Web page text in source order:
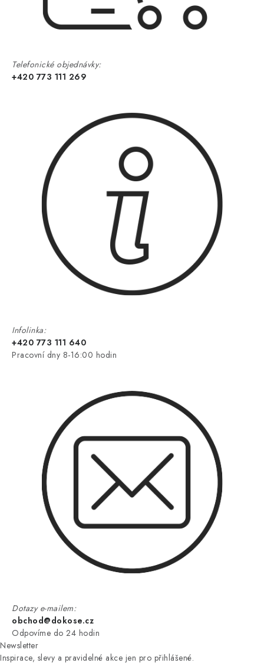
Telefonické objednávky:
+420 773 111 269
Infolinka:
+420 773 111 640
Pracovní dny 8-16:00 hodin
Dotazy e-mailem:
obchod@dokose.cz
Odpovíme do 24 hodin
Newsletter
Inspirace, slevy a pravidelné akce jen pro přihlášené.